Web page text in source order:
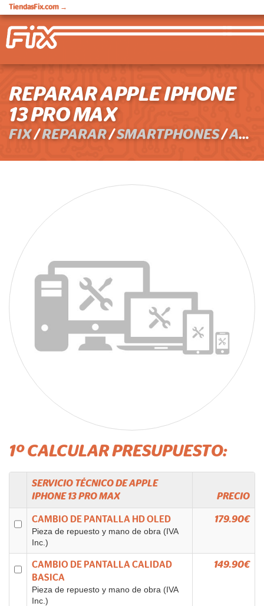
TiendasFix.com →
REPARAR APPLE IPHONE
13 PRO MAX
FIX/REPARAR/SMARTPHONES/APPLE
1º CALCULAR PRESUPUESTO:
SERVICIO TÉCNICO DEAPPLE
IPHONE 13 PRO MAX
PRECIO
CAMBIO DE PANTALLA HD OLED
Pieza de repuesto y mano de obra (IVA
Inc.)
179.90€
CAMBIO DE PANTALLA CALIDAD
BASICA
Pieza de repuesto y mano de obra (IVA
Inc.)
149.90€